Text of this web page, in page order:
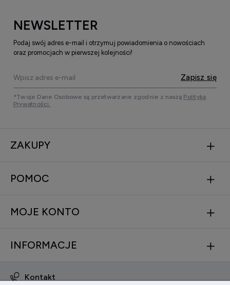
NEWSLETTER
Podaj swój adres e-mail i otrzymuj powiadomienia o nowościach
oraz promocjach w pierwszej kolejności!
Zapisz się
*Twoje Dane Osobowe są przetwarzane zgodnie z naszą Polityką
Prywatności.
ZAKUPY
POMOC
MOJE KONTO
INFORMACJE
Kontakt